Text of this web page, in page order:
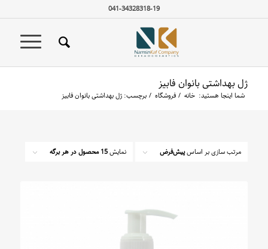
041-34328318-19
ژل بهداشتی بانوان فابیز
شما اینجا هستید: خانه / فروشگاه / برچسب: ژل بهداشتی بانوان فابیز
مرتب سازی بر اساسپیش‌فرض نمایش15 محصول در هر برگه